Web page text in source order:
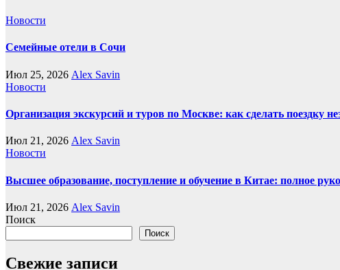
Новости
Семейные отели в Сочи
Июл 25, 2026 Alex Savin
Новости
Организация экскурсий и туров по Москве: как сделать поездку
Июл 21, 2026 Alex Savin
Новости
Высшее образование, поступление и обучение в Китае: полное
Июл 21, 2026 Alex Savin
Поиск
Поиск
Свежие записи